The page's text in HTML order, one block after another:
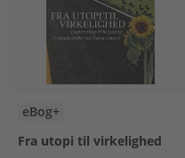
eBog+
Fra utopi til virkelighed